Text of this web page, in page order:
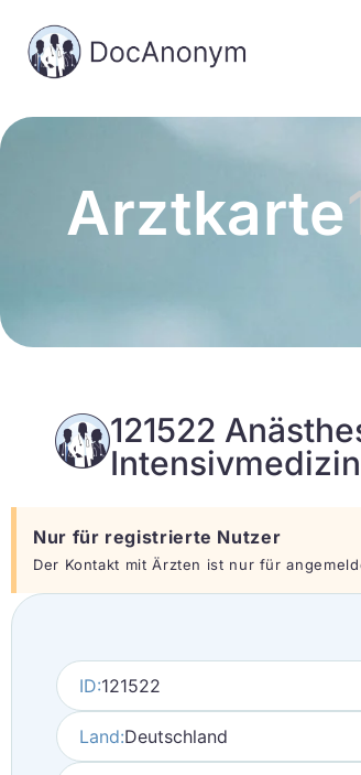
Arztkarte
121522
Intensivmedizin
Nur für registrierte Nutzer
Der Kontakt mit Ärzten ist nur für
ID:121522
Land:Deutschland